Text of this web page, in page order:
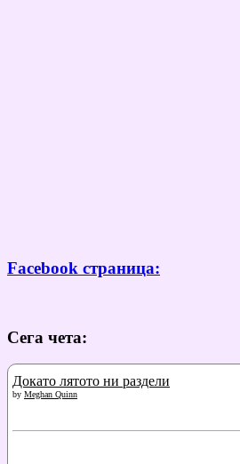
Facebook страница:
Сега чета:
Докато лятото ни раздели
by Meghan Quinn